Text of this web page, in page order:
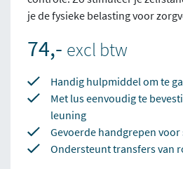
je de fysieke belasting voor
74,- excl btw
Handig hulpmiddel om te
Met lus eenvoudig te
leuning
Gevoerde handgrepen
Ondersteunt transfers van